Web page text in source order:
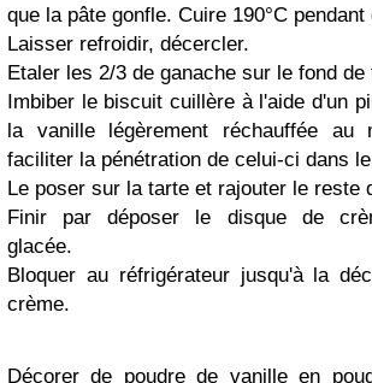
que la pâte gonfle. Cuire 190°C pendant
Laisser refroidir, décercler.
Etaler les 2/3 de ganache sur le fond de
Imbiber le biscuit cuillère à l'aide d'un
la vanille légèrement réchauffée au
faciliter la pénétration de celui-ci dans
Le poser sur la tarte et rajouter le reste
Finir par déposer le disque de
glacée.
Bloquer au réfrigérateur jusqu'à la
crème.
Décorer de poudre de vanille en